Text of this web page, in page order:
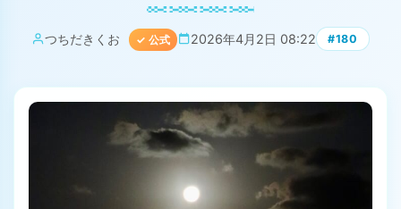
つちだきくお ✓ 公式 2026年4月2日 08:22 #180